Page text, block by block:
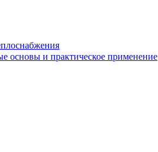
основы и практическое применение